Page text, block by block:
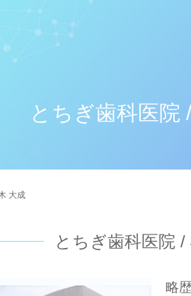
とちぎ歯科医院
大成
とちぎ歯科医院 /
略歴